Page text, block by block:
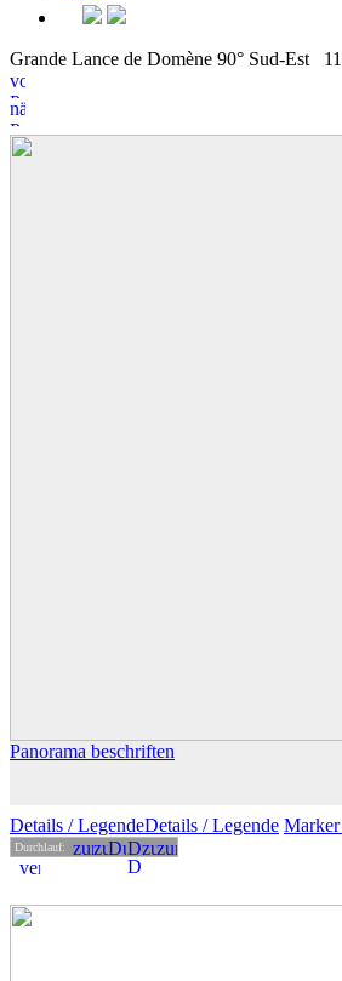
Grande Lance de Domène 90° Sud-Est 11
Panorama beschriften
Details / LegendeDetails /Legende
Durchlauf: